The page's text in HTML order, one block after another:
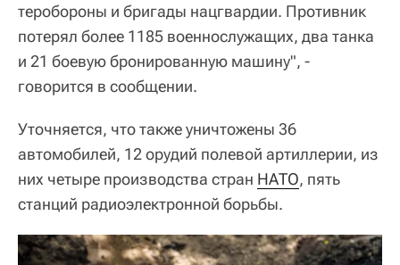
теробороны и бригады нацгвардии. Противник
потерял более 1185 военнослужащих, два танка
и 21 боевую бронированную машину", -
говорится в сообщении.
Уточняется, что также уничтожены 36
автомобилей, 12 орудий полевой артиллерии, из
них четыре производства стран НАТО, пять
станций радиоэлектронной борьбы.